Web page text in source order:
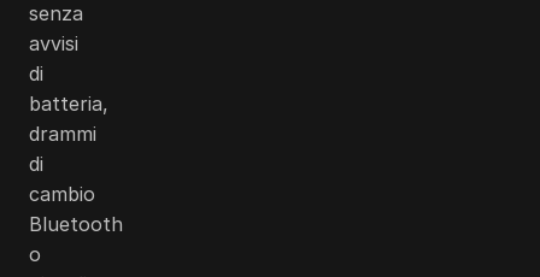
senza
avvisi
di
batteria,
drammi
di
cambio
Bluetooth
o